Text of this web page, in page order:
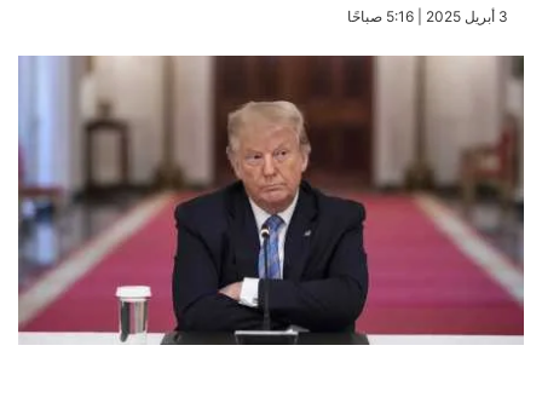
​3 أبريل 2025 | 5:16 صباحًا